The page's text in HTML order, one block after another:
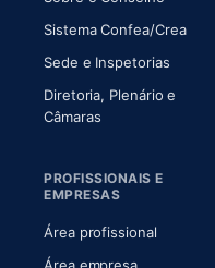
Sistema Confea/Crea
Sede e Inspetorias
Diretoria, Plenário e
Câmaras(abre em nova
PROFISSIONAIS E
EMPRESAS
Área profissional